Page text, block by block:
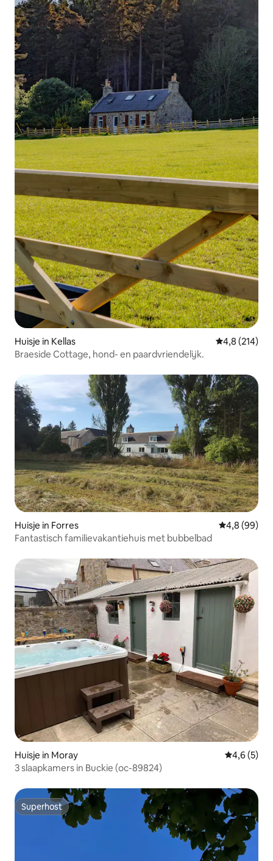
Huisje in Kellas Gemiddelde
4,8 (214)
Braeside Cottage, hond- en paardvriendelijk.
Huisje in Forres Gemiddelde
4,8 (99)
Fantastisch familievakantiehuis met bubbelbad
Huisje in Moray
4,6 (5)
3 slaapkamers in Buckie (oc-89824)
Superhost
Superhost